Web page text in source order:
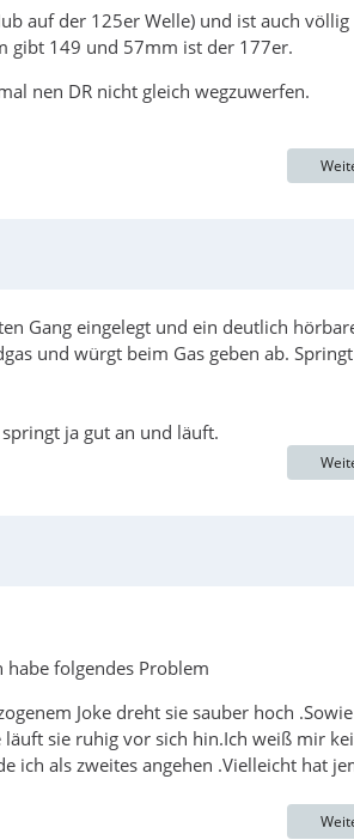
auf der 125er Welle) und ist auch völlig
gibt 149 und 57mm ist der 177er.
nen DR nicht gleich wegzuwerfen.
Gang eingelegt und ein deutlich
und würgt beim Gas geben ab.
ja gut an und läuft.
habe folgendes Problem
Joke dreht sie sauber hoch
sie ruhig vor sich hin.Ich weiß mir
ich als zweites angehen .Vielleicht hat